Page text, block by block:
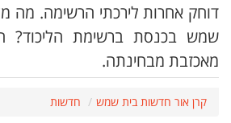
דוחק אחרות לירכתי הרשימה. מה
שמש בכנסת ברשימת הליכוד?
מאכזבת מבחינתה.
קרן אור חדשות בית שמש חדשות